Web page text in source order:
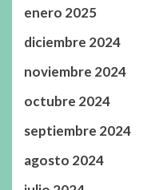
enero 2025
diciembre 2024
noviembre 2024
octubre 2024
septiembre 2024
agosto 2024